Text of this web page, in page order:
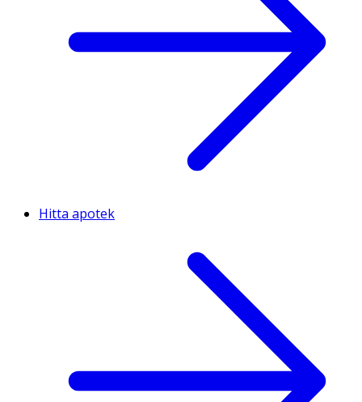
Hitta apotek